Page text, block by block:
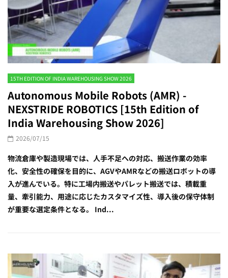
15TH EDITION OF INDIA WAREHOUSING SHOW 2026
Autonomous Mobile Robots (AMR) -
NEXSTRIDE ROBOTICS [15th Edition of
India Warehousing Show 2026]
2026/07/15
物流倉庫や製造現場では、人手不足への対応、搬送作業の効率
化、安全性の確保を目的に、AGVやAMRなどの搬送ロボットの導
入が進んでいる。特に工場内搬送やパレット搬送では、積載重
量、牽引能力、用途に応じたカスタマイズ性、導入後の保守体制
が重要な選定条件となる。 Ind...